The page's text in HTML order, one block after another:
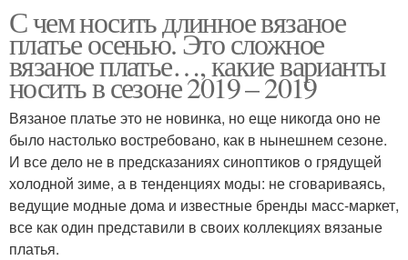
С чем носить длинное вязаное
платье осенью. Это сложное
вязаное платье…, какие варианты
носить в сезоне 2019 – 2019
Вязаное платье это не новинка, но еще никогда оно не
было настолько востребовано, как в нынешнем сезоне.
И все дело не в предсказаниях синоптиков о грядущей
холодной зиме, а в тенденциях моды: не сговариваясь,
ведущие модные дома и известные бренды масс-маркет,
все как один представили в своих коллекциях вязаные
платья.